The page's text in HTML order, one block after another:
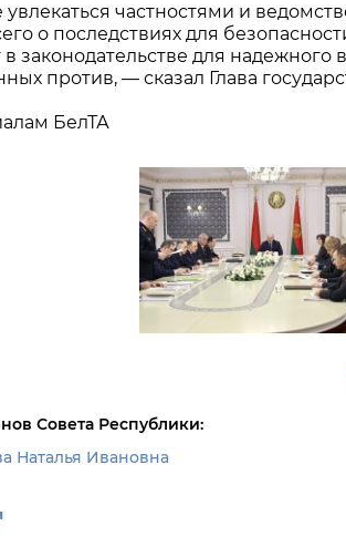
частностями и
о последствиях для
в законодательстве для
против, — сказал Глава
БелТА
Совета Республики:
Наталья Ивановна